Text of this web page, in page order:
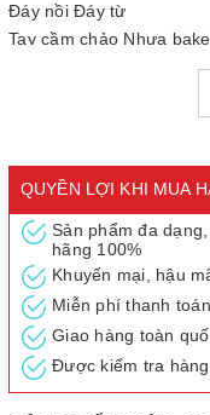
Đáy nồi Đáy từ
Tay cầm chảo Nhựa
Thương hiệu
Bộ nồi chảo có kiểu
gian bếp. 3 chiếc nồi
ngoài sáng bóng, bền
là loại inox không bị oxy
thức ăn giúp bạn hoàn
QUYỀN LỢI KHI MUA
Sản phẩm đa
hãng 100%
Khuyến mại, hậu
Miễn phí thanh
Giao hàng toàn
Được kiểm tra